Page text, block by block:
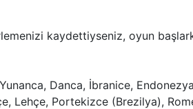
kaydettiyseniz, oyun
Danca, İbranice,
Lehçe, Portekizce (Brezilya),